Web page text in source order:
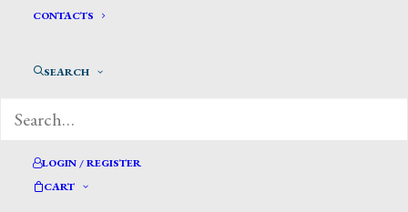
CONTACTS
SEARCH
LOGIN / REGISTER
CART
Parma 1808 – 1888
presen-tano a Filottete nell’isola di Nasso
(Parma, Galleria Nazionale), opera carica di